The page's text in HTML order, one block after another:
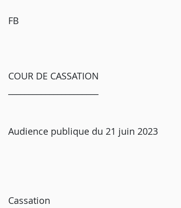
FB
COUR DE CASSATION
Audience publique du 21 juin 2023
Cassation